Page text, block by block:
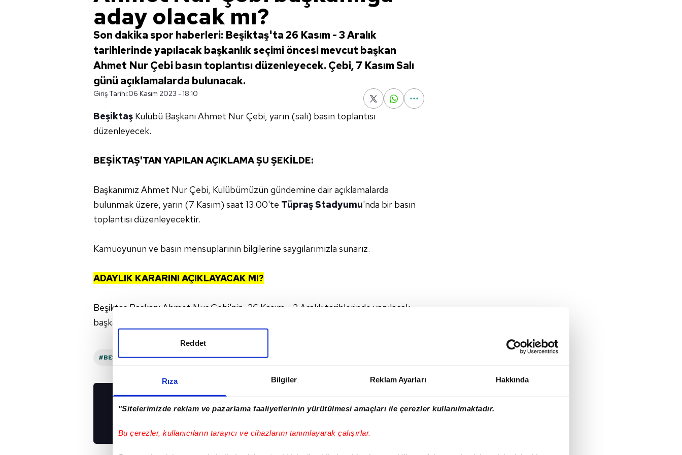
Rıza Bilgiler Reklam Ayarları Hakkında
"Sitelerimizde reklam ve pazarlama faaliyetlerinin yürütülmesi amaçları ile çerezler kullanılmaktadır.
Bu çerezler, kullanıcıların tarayıcı ve cihazlarını tanımlayarak çalışırlar.
Reddet
aday olacak mı?
Son dakika spor haberleri: Beşiktaş'ta 26 Kasım - 3 Aralık
tarihlerinde yapılacak başkanlık seçimi öncesi mevcut başkan
Ahmet Nur Çebi basın toplantısı düzenleyecek. Çebi, 7 Kasım Salı
günü açıklamalarda bulunacak.
Giriş Tarihi:06 Kasım 2023 - 18:10
Beşiktaş Kulübü Başkanı Ahmet Nur Çebi, yarın (salı) basın toplantısı
düzenleyecek.
BEŞİKTAŞ'TAN YAPILAN AÇIKLAMA ŞU ŞEKİLDE:
Başkanımız Ahmet Nur Çebi, Kulübümüzün gündemine dair açıklamalarda
bulunmak üzere, yarın (7 Kasım) saat 13.00'te Tüpraş Stadyumu'nda bir basın
toplantısı düzenleyecektir.
Kamuoyunun ve basın mensuplarının bilgilerine saygılarımızla sunarız.
ADAYLIK KARARINI AÇIKLAYACAK MI?
Beşiktaş Başkanı Ahmet Nur Çebi'nin, 26 Kasım - 3 Aralık tarihlerinde yapılacak
başkanlık seçimi için adaylık konusunda son kararını açıklaması bekleniyor.
#BEŞIKTAŞ #BEŞIKTAŞ KULÜBÜ #TÜPRAŞ STADYUMU
UYGULAMALARIMIZI